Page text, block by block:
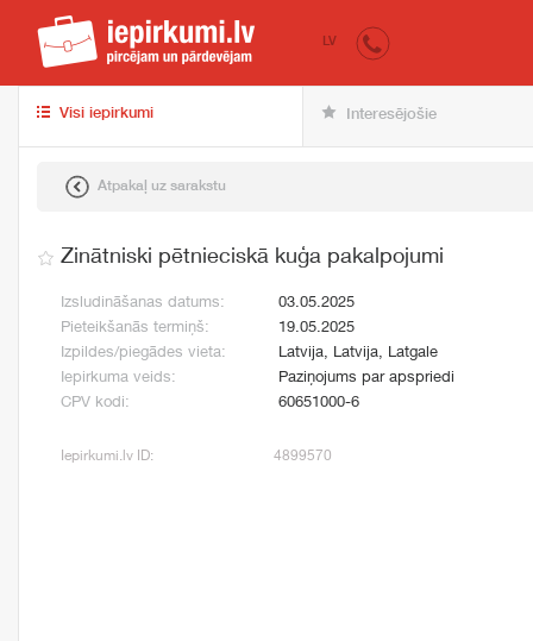
iepirkumi.lv
LV
Visi iepirkumi Interesējošie
Atpakaļ uz sarakstu
Zinātniski pētnieciskā kuģa pakalpojumi
Izsludināšanas datums:
03.05.2025
Pieteikšanās termiņš:
19.05.2025
Izpildes/piegādes vieta:
Latvija, Latvija, Latgale
Iepirkuma veids:
Paziņojums par apspriedi
CPV kodi:
60651000-6
Iepirkumi.lv ID: 4899570